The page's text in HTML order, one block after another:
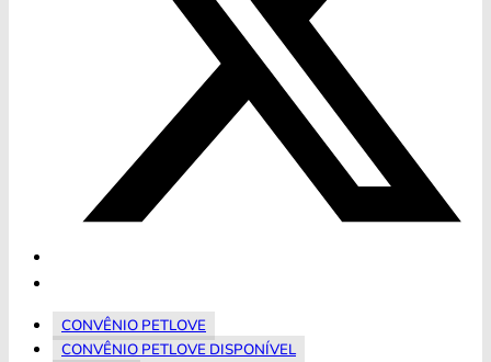
CONVÊNIO PETLOVE
CONVÊNIO PETLOVE DISPONÍVEL